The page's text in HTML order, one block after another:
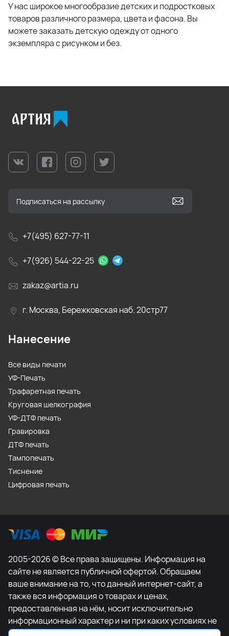
У нас широкое многообразие детских и подростковых
товаров различного размера, цвета и фасона. Вы
можете заказать детскую одежду от одного
экземпляра с рисунком и без.
+7(495) 627-77-11
+7(926) 544-22-25
zakaz@artia.ru
г. Москва, Бережковская наб. 20стр77
Нанесение
Все виды печати
УФ-Печать
Трафаретная печать
Круговая шелкография
УФ-ДТФ печать
Гравировка
ДТФ печать
Тампопечать
Тиснение
Цифровая печать
2005-2026 © Все права защищены. Информация на
сайте не является публичной офертой. Обращаем
ваше внимание на то, что данный интернет-сайт, а
также вся информация о товарах и ценах,
предоставленная на нём, носит исключительно
информационный характер и ни при каких условиях не
является публичной офертой, определяемой